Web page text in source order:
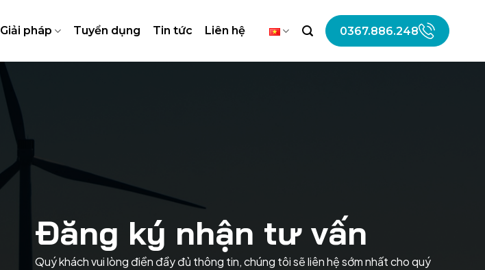
Giải pháp Tuyển dụng Tin tức Liên hệ 0367.886.248
Đăng ký nhận tư vấn
Quý khách vui lòng điền đầy đủ thông tin, chúng tôi sẽ liên hệ sớm nhất cho quý